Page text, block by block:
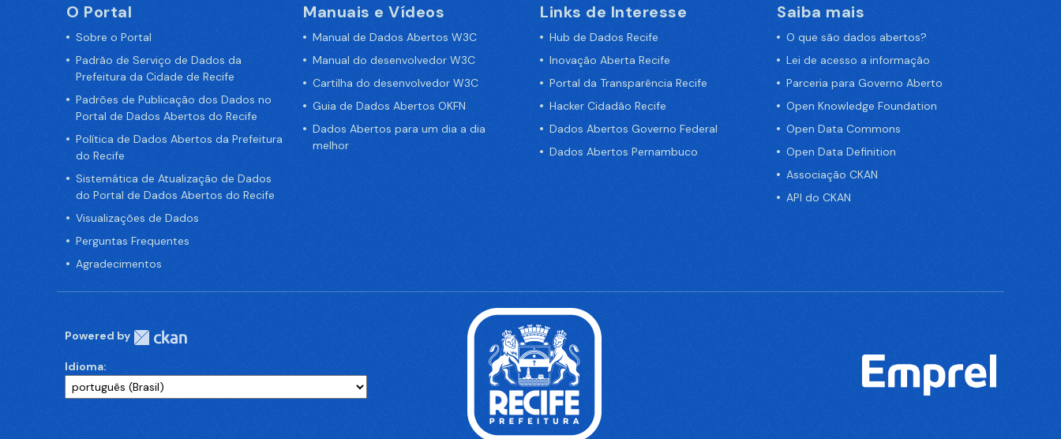
O Portal
Sobre o Portal
Padrão de Serviço de Dados da
Prefeitura da Cidade de Recife
Padrões de Publicação dos Dados no
Portal de Dados Abertos do Recife
Política de Dados Abertos da Prefeitura
do Recife
Sistemática de Atualização de Dados
do Portal de Dados Abertos do Recife
Visualizações de Dados
Perguntas Frequentes
Agradecimentos
Manuais e Vídeos
Manual de Dados Abertos W3C
Manual do desenvolvedor W3C
Cartilha do desenvolvedor W3C
Guia de Dados Abertos OKFN
Dados Abertos para um dia a dia
melhor
Links de Interesse
Hub de Dados Recife
Inovação Aberta Recife
Portal da Transparência Recife
Hacker Cidadão Recife
Dados Abertos Governo Federal
Dados Abertos Pernambuco
Saiba mais
O que são dados abertos?
Lei de acesso a informação
Parceria para Governo Aberto
Open Knowledge Foundation
Open Data Commons
Open Data Definition
Associação CKAN
API do CKAN
Powered by
Idioma